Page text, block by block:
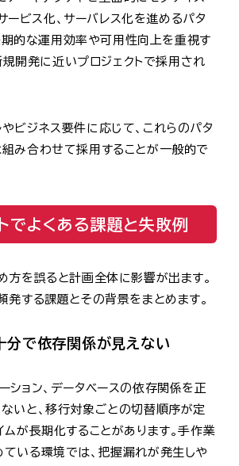
ービス化、サーバレス化を進めるパタ
期的な運用効率や可用性向上を重視す
規開発に近いプロジェクトで採用され
ビジネス要件に応じて、これらのパタ
み合わせて採用することが一般的で
でよくある課題と失敗例
方を誤ると計画全体に影響が出ます。
発する課題とその背景をまとめます。
分で依存関係が見えない
ション、データベースの依存関係を正
いと、移行対象ごとの切替順序が定
ムが長期化することがあります。手作業
いる環境では、把握漏れが発生しや